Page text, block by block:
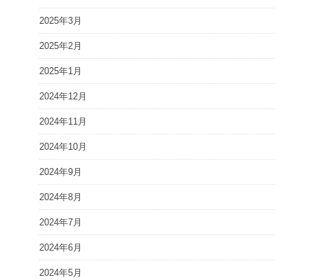
2025年3月
2025年2月
2025年1月
2024年12月
2024年11月
2024年10月
2024年9月
2024年8月
2024年7月
2024年6月
2024年5月